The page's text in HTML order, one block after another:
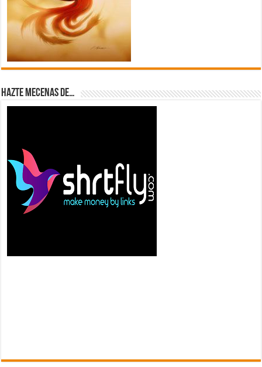
Hazte Mecenas de…